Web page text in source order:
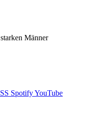
Männer
SpotifyYouTube